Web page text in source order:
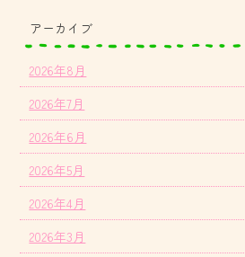
アーカイブ
2026年8月
2026年7月
2026年6月
2026年5月
2026年4月
2026年3月